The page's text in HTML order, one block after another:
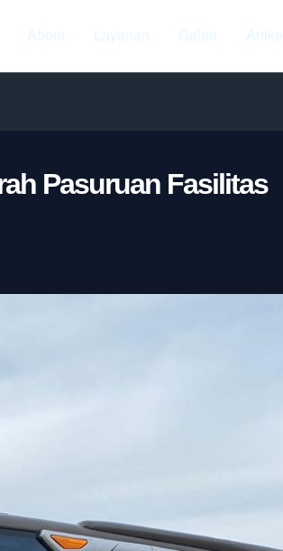
About Layanan Galeri Artikel
Pasuruan Fasilitas